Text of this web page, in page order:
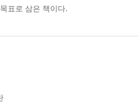
표로 삼은 책이다.